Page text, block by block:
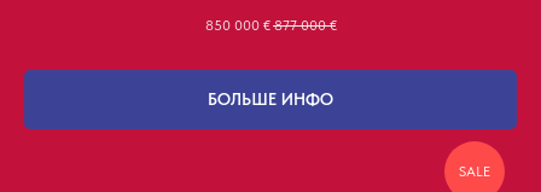
850 000 € 877 000 €
БОЛЬШЕ ИНФО
SALE